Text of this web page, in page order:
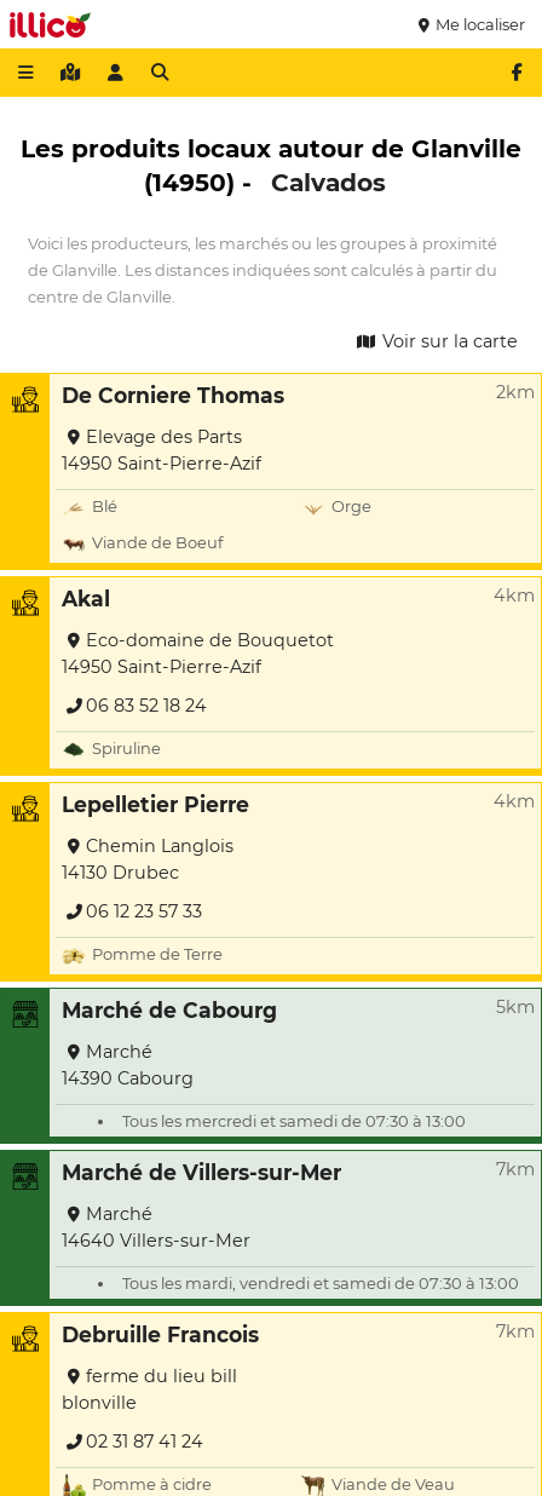
Me localiser
Les produits locaux autour de Glanville
(14950) -
Calvados
Voici les producteurs, les marchés ou les groupes à proximité
de Glanville. Les distances indiquées sont calculés à partir du
centre de Glanville.
Voir sur la carte
De Corniere Thomas 2km
Elevage des Parts
14950 Saint-Pierre-Azif
Blé
Orge
Viande de Boeuf
Akal 4km
Eco-domaine de Bouquetot
14950 Saint-Pierre-Azif
06 83 52 18 24
Spiruline
Lepelletier Pierre 4km
Chemin Langlois
14130 Drubec
06 12 23 57 33
Pomme de Terre
Marché de Cabourg 5km
Marché
14390 Cabourg
Tous les mercredi et samedi de 07:30 à 13:00
Marché de Villers-sur-Mer 7km
Marché
14640 Villers-sur-Mer
Tous les mardi, vendredi et samedi de 07:30 à 13:00
Debruille Francois 7km
ferme du lieu bill
blonville
02 31 87 41 24
Pomme à cidre
Viande de Veau